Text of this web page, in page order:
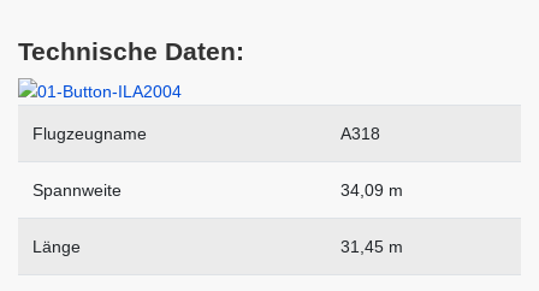
Technische Daten:
Flugzeugname A318
Spannweite 34,09 m
Länge 31,45 m